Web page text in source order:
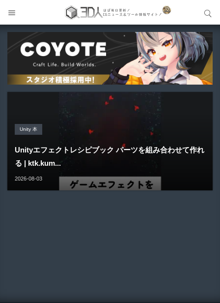
Unreal Engine アセット
Pipe It | 直感的にパイプ形状を構築出来るUnreal Engine
5...
2026-08-05
Unreal Engine アセット
Directive Utilities | ブループリントライブラリやエディタ
ス...
2026-08-03
Unity 本
Unityエフェクトレシピブック パーツを組み合わせて作れ
る | ktk.kum...
2026-08-03
アセット-Asset
SiroinoSotai | 完全無料＆CC0 で商用利用OKなVRChat
向け...
2026-08-02
Blender アドオン
Bioform | 現役臨床医の3DCGアーティストが実際の解剖
学に基づいて構築...
2026-08-01
サイト内検索